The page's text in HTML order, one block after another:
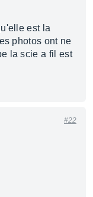
est la
photos ont ne
la scie a fil est
#22